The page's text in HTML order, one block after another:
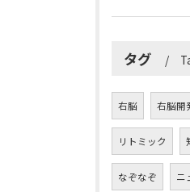
タグ
右脳 右脳開
リトミック
なぞなぞ ニ